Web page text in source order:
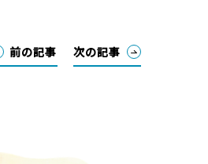
前の記事 次の記事